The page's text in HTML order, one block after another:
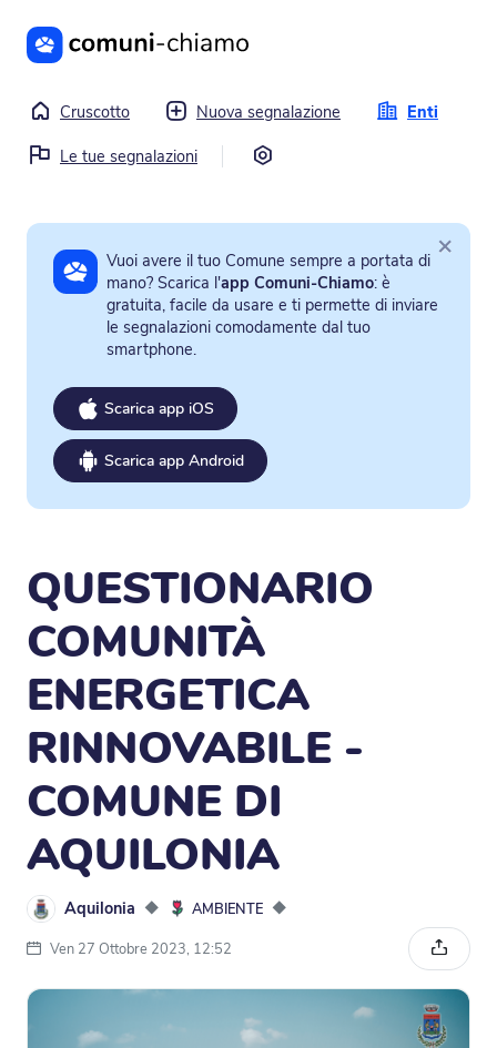
Vai al contenuto principale
Cruscotto Nuova segnalazione
Enti
Le tue segnalazioni
Vuoi avere il tuo Comune sempre a portata di
mano? Scarica l'app Comuni-Chiamo: è
gratuita, facile da usare e ti permette di inviare
le segnalazioni comodamente dal tuo
smartphone.
Scarica app iOS
Scarica app Android
×
QUESTIONARIO
COMUNITÀ
ENERGETICA
RINNOVABILE -
COMUNE DI
AQUILONIA
Aquilonia ◆ AMBIENTE ◆
Ven 27 Ottobre 2023, 12:52